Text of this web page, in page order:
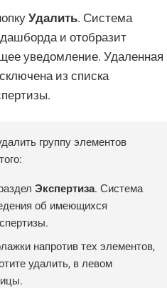
Удалить. Система
и отобразит
уведомление. Удаленная
из списка
группу элементов
Экспертиза. Система
об имеющихся
напротив тех элементов,
удалить, в левом